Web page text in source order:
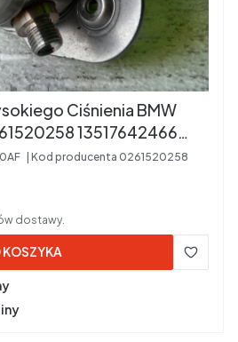
Ciśnienia BMW
SILNIKA: B46B20B
Kod producenta 0261520258
dostawy.
KOSZYKA